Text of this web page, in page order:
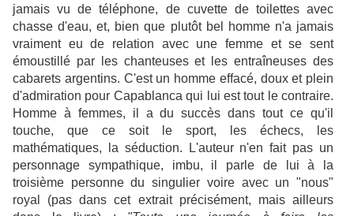
jamais vu de téléphone, de cuvette de toilettes avec
chasse d'eau, et, bien que plutôt bel homme n'a jamais
vraiment eu de relation avec une femme et se sent
émoustillé par les chanteuses et les entraîneuses des
cabarets argentins. C'est un homme effacé, doux et plein
d'admiration pour Capablanca qui lui est tout le contraire.
Homme à femmes, il a du succès dans tout ce qu'il
touche, que ce soit le sport, les échecs, les
mathématiques, la séduction. L'auteur n'en fait pas un
personnage sympathique, imbu, il parle de lui à la
troisième personne du singulier voire avec un "nous"
royal (pas dans cet extrait précisément, mais ailleurs